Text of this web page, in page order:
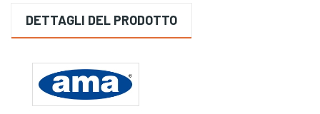
DETTAGLI DEL PRODOTTO